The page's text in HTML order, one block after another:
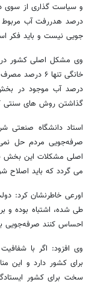
درصد هدررفت آب
جویی نیست و باید فکر
وی مشکل اصلی کشور در
درصد آب موجود در
گذاشتن روش های سنتی
استاد دانشگاه صنعتی
صرفه‌جویی مردم حل
اصلی مشکلات این بخش به
می گردد که باید اصلاح
اورعی خاطرنشان کرد:
طی شده، اشتباه بوده و
احساس کنند صرفه‌جویی
وی افزود: اگر با
برای کشور دارد و این
سخت برای کشور